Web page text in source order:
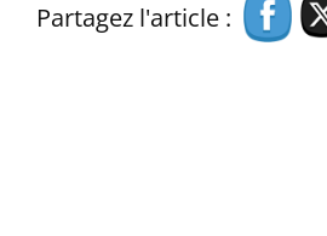
Partagez l'article :